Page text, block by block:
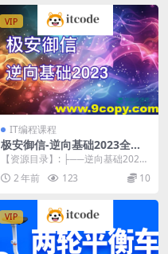
VIP
IT编程课程
极安御信-逆向基础2023全部1
63节教程视频+课件
【资源目录】: ├──逆向基础2023
全部课件 | ├──漏洞课件 | | ├─...
2 年前 123 10
VIP